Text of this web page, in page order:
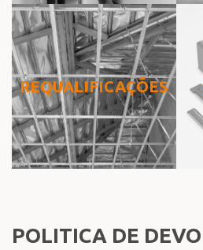
REQUALIFICAÇÕES
POLITICA DE